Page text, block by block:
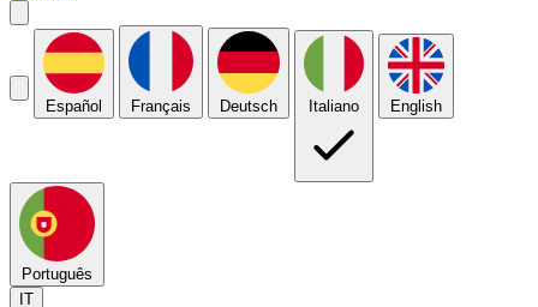
Español Français Deutsch Italiano English
Português
IT